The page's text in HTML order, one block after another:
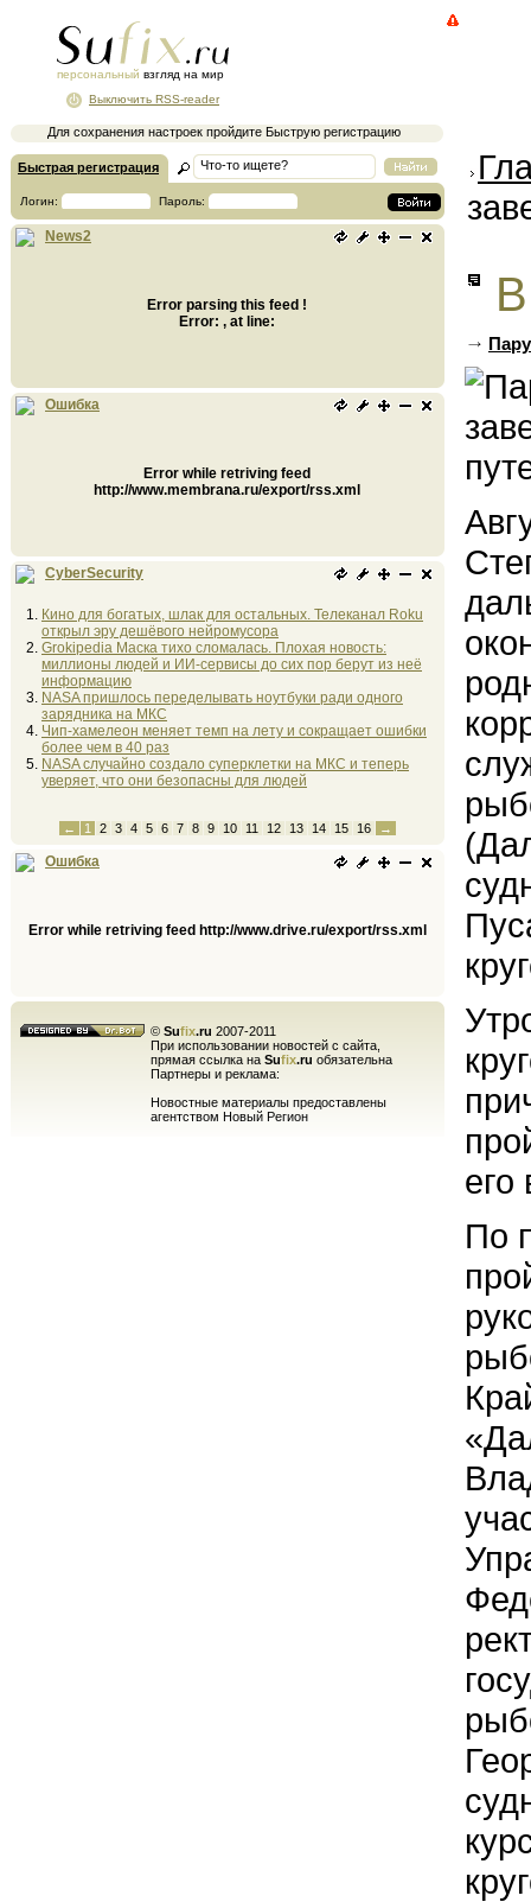
персональный взгляд на мир
Для сохранения настроек пройдите Быструю регистрацию
Выключить RSS-reader
Быстрая регистрация
Логин: Пароль:
News2
Error parsing this feed !
Error: , at line:
Ошибка
Error while retriving feed
http://www.membrana.ru/export/rss.xml
CyberSecurity
Кино для богатых, шлак для остальных. Телеканал Roku
открыл эру дешёвого нейромусора
Grokipedia Маска тихо сломалась. Плохая новость:
миллионы людей и ИИ-сервисы до сих пор берут из неё
информацию
NASA пришлось переделывать ноутбуки ради одного
зарядника на МКС
Чип-хамелеон меняет темп на лету и сокращает ошибки
более чем в 40 раз
NASA случайно создало суперклетки на МКС и теперь
уверяет, что они безопасны для людей
← 1 2 3 4 5 6 7 8 9 10 11 12 13 14 15 16 →
Ошибка
Error while retriving feed http://www.drive.ru/export/rss.xml
© Sufix.ru 2007-2011
При использовании новостей с сайта,
прямая ссылка на Sufix.ru обязательна
Партнеры и реклама:
Новостные материалы предоставлены
агентством Новый Регион
его
По